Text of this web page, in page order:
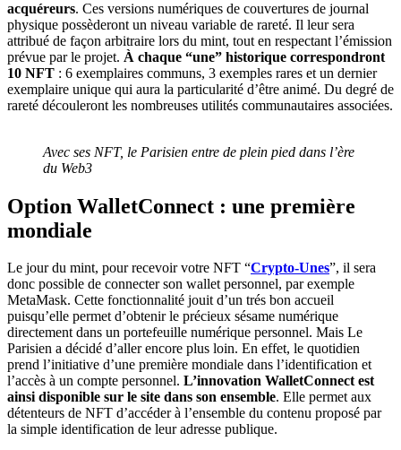
acquéreurs. Ces versions numériques de couvertures de journal
physique possèderont un niveau variable de rareté. Il leur sera
attribué de façon arbitraire lors du mint, tout en respectant l’émission
prévue par le projet. À chaque “une” historique correspondront
10 NFT : 6 exemplaires communs, 3 exemples rares et un dernier
exemplaire unique qui aura la particularité d’être animé. Du degré de
rareté découleront les nombreuses utilités communautaires associées.
Avec ses NFT, le Parisien entre de plein pied dans l’ère
du Web3
Option WalletConnect : une première
mondiale
Le jour du mint, pour recevoir votre NFT “Crypto-Unes”, il sera
donc possible de connecter son wallet personnel, par exemple
MetaMask. Cette fonctionnalité jouit d’un trés bon accueil
puisqu’elle permet d’obtenir le précieux sésame numérique
directement dans un portefeuille numérique personnel. Mais Le
Parisien a décidé d’aller encore plus loin. En effet, le quotidien
prend l’initiative d’une première mondiale dans l’identification et
l’accès à un compte personnel. L’innovation WalletConnect est
ainsi disponible sur le site dans son ensemble. Elle permet aux
détenteurs de NFT d’accéder à l’ensemble du contenu proposé par
la simple identification de leur adresse publique.